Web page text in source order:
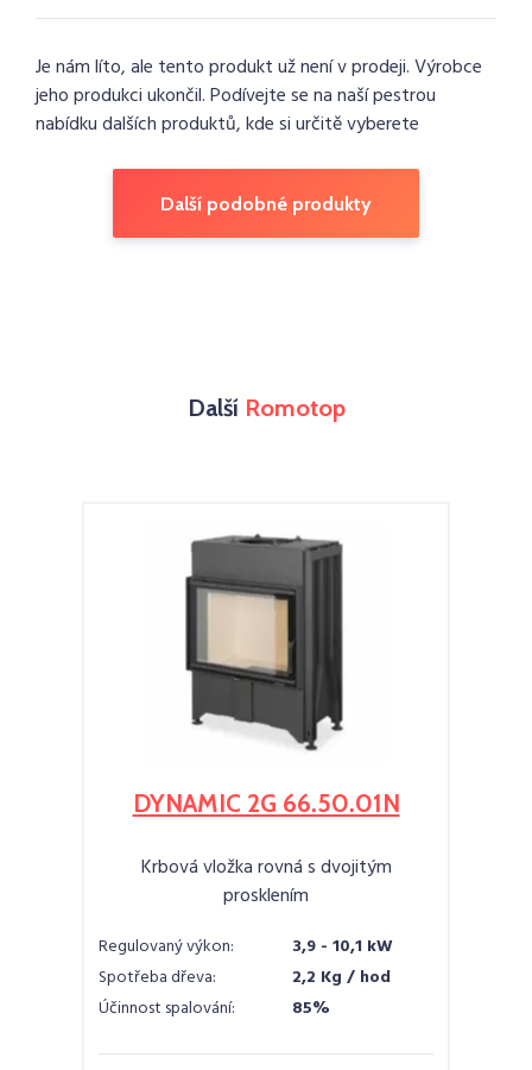
Je nám líto, ale tento produkt už není v prodeji. Výrobce
jeho produkci ukončil. Podívejte se na naší pestrou
nabídku dalších produktů, kde si určitě vyberete
Další podobné produkty
Další Romotop
DYNAMIC 2G 66.50.01N
Krbová vložka rovná s dvojitým
prosklením
Regulovaný výkon:
3,9 - 10,1 kW
Spotřeba dřeva:
2,2 Kg / hod
Účinnost spalování:
85%